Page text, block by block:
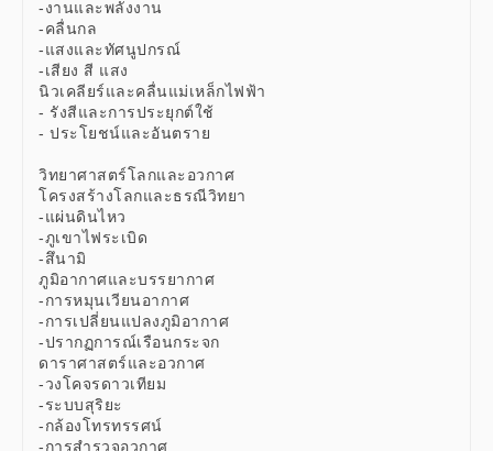
-งานและพลังงาน
-คลื่นกล
-แสงและทัศนูปกรณ์
-เสียง สี แสง
นิวเคลียร์และคลื่นแม่เหล็กไฟฟ้า
- รังสีและการประยุกต์ใช้
- ประโยชน์และอันตราย
วิทยาศาสตร์โลกและอวกาศ
โครงสร้างโลกและธรณีวิทยา
-แผ่นดินไหว
-ภูเขาไฟระเบิด
-สึนามิ
ภูมิอากาศและบรรยากาศ
-การหมุนเวียนอากาศ
-การเปลี่ยนแปลงภูมิอากาศ
-ปรากฏการณ์เรือนกระจก
ดาราศาสตร์และอวกาศ
-วงโคจรดาวเทียม
-ระบบสุริยะ
-กล้องโทรทรรศน์
-การสำรวจอวกาศ